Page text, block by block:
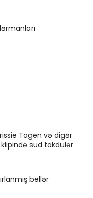
Tagen və digər
süd tökdülər
bellər